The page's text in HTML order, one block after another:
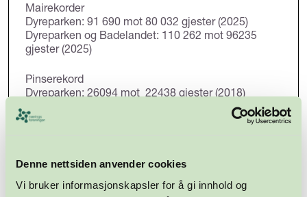
Denne nettsiden anvender cookies
Vi bruker informasjonskapsler for å gi innhold og
Mairekorder
Dyreparken: 91 690 mot 80 032 gjester (2025)
Dyreparken og Badelandet: 110 262 mot 96235
gjester (2025)
Pinserekord
Dyreparken: 26094 mot 22438 gjester (2018)
Dyreparken og Badelandet: 31 699 mot 25 541
gjester (2018)
Dyreparken: 10 896 mot 7 736 gjester (2025)
Dyreparken og Badelandet: 12 847 gjester mot
10736 gjester (2024)